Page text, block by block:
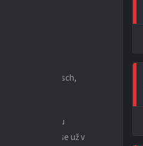
Horák), Deutsch,
poznat. Na obou
1:0. Přestože se už v